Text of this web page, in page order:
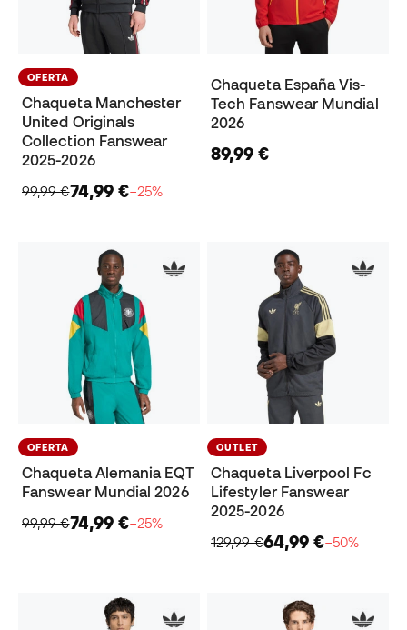
OFERTA
Chaqueta Manchester
United Originals
Collection Fanswear
2025-2026
99,99 €74,99 €−25%
Chaqueta España Vis-
Tech Fanswear Mundial
2026
89,99 €
OFERTA
Chaqueta Alemania EQT
Fanswear Mundial 2026
99,99 €74,99 €−25%
OUTLET
Chaqueta Liverpool Fc
Lifestyler Fanswear
2025-2026
129,99 €64,99 €−50%